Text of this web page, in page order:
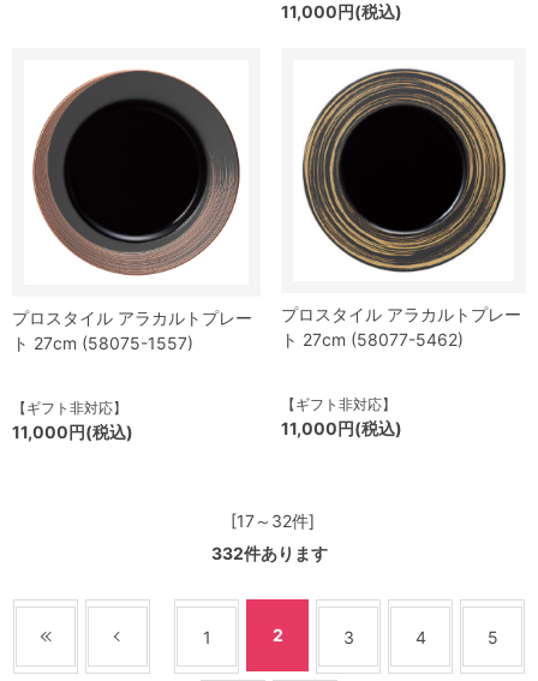
11,000円(税込)
プロスタイル アラカルトプレー
ト 27cm (58075-1557)
【ギフト非対応】
11,000円(税込)
プロスタイル アラカルトプレー
ト 27cm (58077-5462)
【ギフト非対応】
11,000円(税込)
[17～32件]
332件あります
1 2 3 4 5